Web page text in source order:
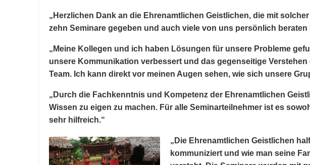
„Herzlichen Dank an die Ehrenamtlichen Geistlichen, die mit
zehn Seminare gegeben und auch viele von uns persönlich
„Meine Kollegen und ich haben Lösungen für unsere Probleme
unsere Kommunikation verbessert und das gegenseitige
Team. Ich kann direkt vor meinen Augen sehen, wie sich unsere
„Durch die Fachkenntnis und Kompetenz der Ehrenamtlichen
Wissen zu eigen zu machen. Für alle Seminarteilnehmer ist es
sehr hilfreich.“
„Die Ehrenamtlichen Geistlichen
kommuniziert und wie man seine